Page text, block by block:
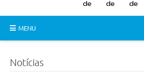
MENU
Notícias